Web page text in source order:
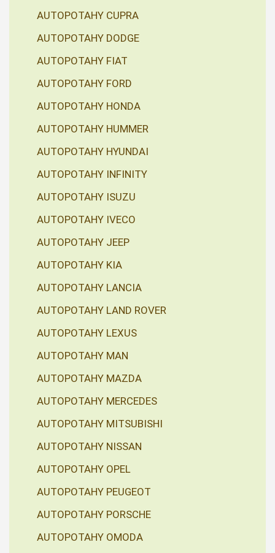
AUTOPOTAHY CUPRA
AUTOPOTAHY DODGE
AUTOPOTAHY FIAT
AUTOPOTAHY FORD
AUTOPOTAHY HONDA
AUTOPOTAHY HUMMER
AUTOPOTAHY HYUNDAI
AUTOPOTAHY INFINITY
AUTOPOTAHY ISUZU
AUTOPOTAHY IVECO
AUTOPOTAHY JEEP
AUTOPOTAHY KIA
AUTOPOTAHY LANCIA
AUTOPOTAHY LAND ROVER
AUTOPOTAHY LEXUS
AUTOPOTAHY MAN
AUTOPOTAHY MAZDA
AUTOPOTAHY MERCEDES
AUTOPOTAHY MITSUBISHI
AUTOPOTAHY NISSAN
AUTOPOTAHY OPEL
AUTOPOTAHY PEUGEOT
AUTOPOTAHY PORSCHE
AUTOPOTAHY OMODA